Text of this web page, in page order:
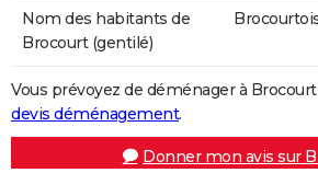
Nom des habitants de
Brocourt (gentilé)
Vous prévoyez de déménager à
devis déménagement.
Donner mon avis sur